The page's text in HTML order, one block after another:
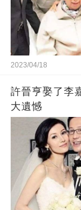
2023/04/18
許晉亨娶了李
大遺憾